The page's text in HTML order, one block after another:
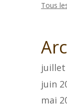
Tous
juillet
juin
mai